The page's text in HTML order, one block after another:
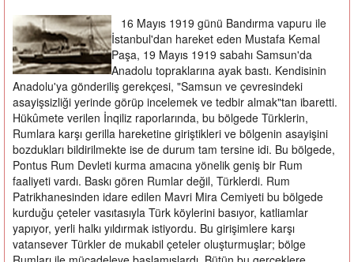
16 Mayıs 1919 günü Bandırma vapuru ile
İstanbul'dan hareket eden Mustafa Kemal
Paşa, 19 Mayıs 1919 sabahı Samsun'da
Anadolu topraklarına ayak bastı. Kendisinin
Anadolu'ya gönderiliş gerekçesi, "Samsun ve çevresindeki
asayişsizliği yerinde görüp incelemek ve tedbir almak"tan ibaretti.
Hükûmete verilen İnqiliz raporlarında, bu bölgede Türklerin,
Rumlara karşı gerilla hareketine giriştikleri ve bölgenin asayişini
bozdukları bildirilmekte ise de durum tam tersine idi. Bu bölgede,
Pontus Rum Devleti kurma amacına yönelik geniş bir Rum
faaliyeti vardı. Baskı gören Rumlar değil, Türklerdi. Rum
Patrikhanesinden idare edilen Mavri Mira Cemiyeti bu bölgede
kurduğu çeteler vasıtasıyla Türk köylerini basıyor, katliamlar
yapıyor, yerli halkı yıldırmak istiyordu. Bu girişimlere karşı
vatansever Türkler de mukabil çeteler oluşturmuşlar; bölge